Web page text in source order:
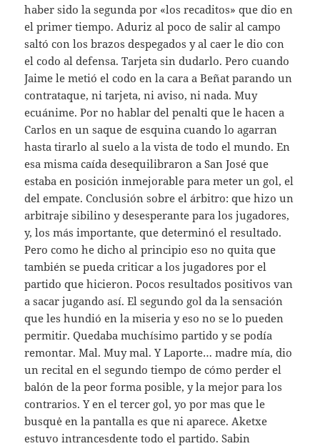
haber sido la segunda por «los recaditos» que dio en
el primer tiempo. Aduriz al poco de salir al campo
saltó con los brazos despegados y al caer le dio con
el codo al defensa. Tarjeta sin dudarlo. Pero cuando
Jaime le metió el codo en la cara a Beñat parando un
contrataque, ni tarjeta, ni aviso, ni nada. Muy
ecuánime. Por no hablar del penalti que le hacen a
Carlos en un saque de esquina cuando lo agarran
hasta tirarlo al suelo a la vista de todo el mundo. En
esa misma caída desequilibraron a San José que
estaba en posición inmejorable para meter un gol, el
del empate. Conclusión sobre el árbitro: que hizo un
arbitraje sibilino y desesperante para los jugadores,
y, los más importante, que determinó el resultado.
Pero como he dicho al principio eso no quita que
también se pueda criticar a los jugadores por el
partido que hicieron. Pocos resultados positivos van
a sacar jugando así. El segundo gol da la sensación
que les hundió en la miseria y eso no se lo pueden
permitir. Quedaba muchísimo partido y se podía
remontar. Mal. Muy mal. Y Laporte… madre mía, dio
un recital en el segundo tiempo de cómo perder el
balón de la peor forma posible, y la mejor para los
contrarios. Y en el tercer gol, yo por mas que le
busquė en la pantalla es que ni aparece. Aketxe
estuvo intrancesdente todo el partido. Sabin